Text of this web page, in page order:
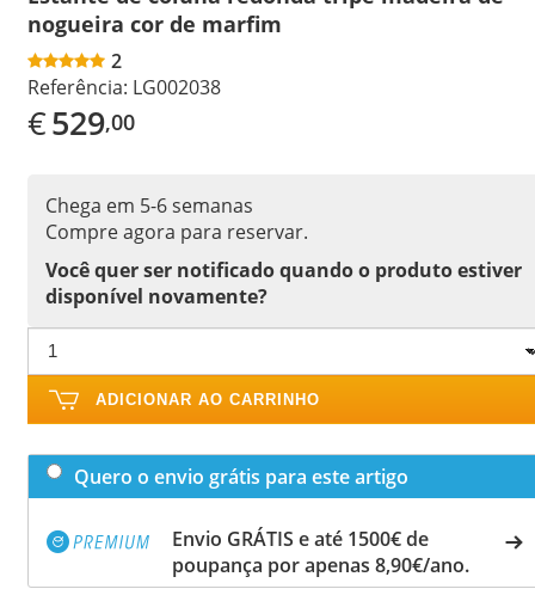
nogueira cor de marfim
2
Referência: LG002038
€529,00
Chega em 5-6 semanas
Compre agora para reservar.
Você quer ser notificado quando o produto estiver
disponível novamente?
ADICIONAR AO CARRINHO
Quero o envio grátis para este artigo
Envio GRÁTIS e até 1500€ de
poupança por apenas 8,90€/ano.